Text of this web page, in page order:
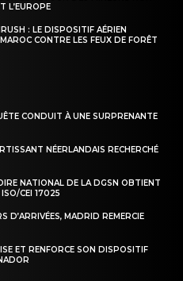
L’EUROPE
: LE DISPOSITIF AÉRIEN
CONTRE LES FEUX DE FORÊT
CONDUIT À UNE SURPRENANTE
NÉERLANDAIS RECHERCHÉ
NATIONAL DE LA DGSN OBTIENT
CEI 17025
D’ARRIVÉES, MADRID REMERCIE
ET RENFORCE SON DISPOSITIF